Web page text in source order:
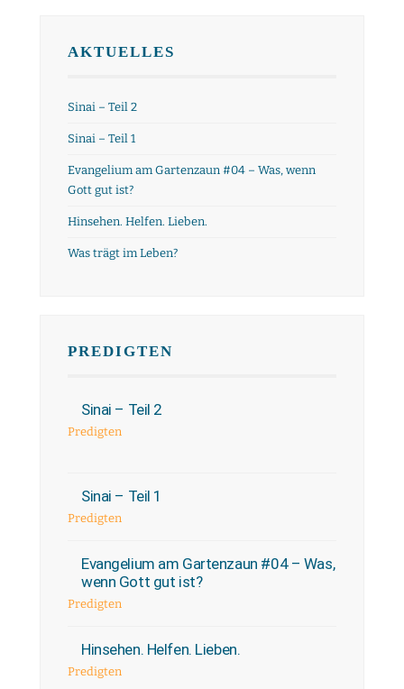
AKTUELLES
Sinai – Teil 2
Sinai – Teil 1
Evangelium am Gartenzaun #04 – Was, wenn
Gott gut ist?
Hinsehen. Helfen. Lieben.
Was trägt im Leben?
PREDIGTEN
Sinai – Teil 2
Predigten
Sinai – Teil 1
Predigten
Evangelium am Gartenzaun #04 – Was,
wenn Gott gut ist?
Predigten
Hinsehen. Helfen. Lieben.
Predigten